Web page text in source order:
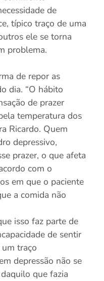
de
típico traço de uma
ele se torna
problema.
de repor as
dia. “O hábito
de prazer
temperatura dos
Ricardo. Quem
depressivo,
prazer, o que afeta
com o
em que o paciente
a comida não
isso faz parte de
de sentir
traço
depressão não se
que fazia